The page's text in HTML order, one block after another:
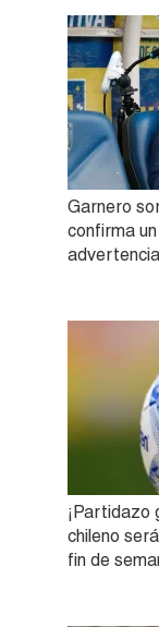
Garnero
confirma
¡Partidazo
chileno
fin de